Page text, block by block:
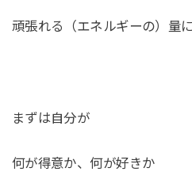
頑張れる（エネルギーの）量
まずは自分が
何が得意か、何が好きか